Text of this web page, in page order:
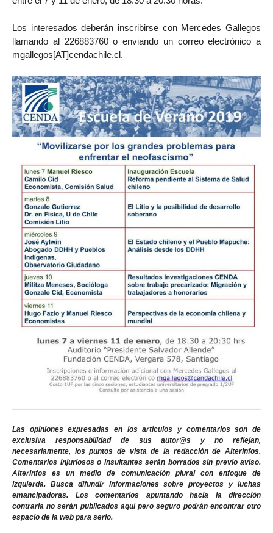
Los interesados deberán inscribirse con Mercedes Gallegos
llamando al 226883760 o enviando un correo electrónico a
mgallegos[AT]cendachile.cl.
Las opiniones expresadas en los artículos y comentarios son de
exclusiva responsabilidad de sus autor@s y no reflejan,
necesariamente, los puntos de vista de la redacción de AlterInfos.
Comentarios injuriosos o insultantes serán borrados sin previo aviso.
AlterInfos es un medio de comunicación plural con enfoque de
izquierda. Busca difundir informaciones sobre proyectos y luchas
emancipadoras. Los comentarios apuntando hacia la dirección
contraria no serán publicados aquí pero seguro podrán encontrar otro
espacio de la web para serlo.